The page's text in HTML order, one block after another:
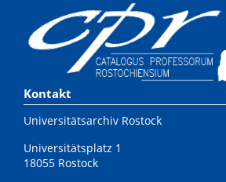
Kontakt
Universitätsarchiv Rostock
Universitätsplatz 1
18055 Rostock